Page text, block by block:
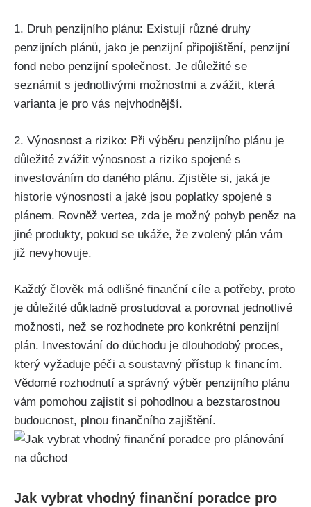
1. Druh penzijního plánu: Existují různé druhy
penzijních plánů, jako je penzijní připojištění, penzijní
fond nebo penzijní společnost. Je důležité se
seznámit s jednotlivými možnostmi a zvážit, která
varianta je pro vás nejvhodnější.
2. Výnosnost a riziko: Při výběru penzijního plánu je
důležité zvážit výnosnost a riziko spojené s
investováním do daného plánu. Zjistěte si, jaká je
historie výnosnosti a jaké jsou poplatky spojené s
plánem. Rovněž vertea, zda je možný pohyb peněz na
jiné produkty, pokud se ukáže, že zvolený plán vám
již nevyhovuje.
Každý člověk má odlišné finanční cíle a potřeby, proto
je důležité důkladně prostudovat a porovnat jednotlivé
možnosti, než se rozhodnete pro konkrétní penzijní
plán. Investování do důchodu je dlouhodobý proces,
který vyžaduje péči a soustavný přístup k financím.
Vědomé rozhodnutí a správný výběr penzijního plánu
vám pomohou zajistit si pohodlnou a bezstarostnou
budoucnost, plnou finančního zajištění.
Jak vybrat vhodný finanční poradce pro